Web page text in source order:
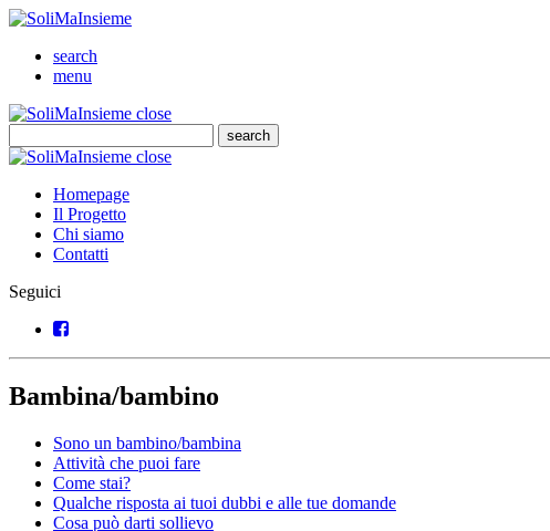
SoliMaInsieme
search
menu
SoliMaInsieme
closeClose
search
Cerca
SoliMaInsieme
closeClose
Homepage
Il Progetto
Chi siamo
Contatti
Seguici
Facebook
Bambina/bambino
Sono un bambino/bambina
Attività che puoi fare
Come stai?
Qualche risposta ai tuoi dubbi e alle tue domande
Cosa può darti sollievo